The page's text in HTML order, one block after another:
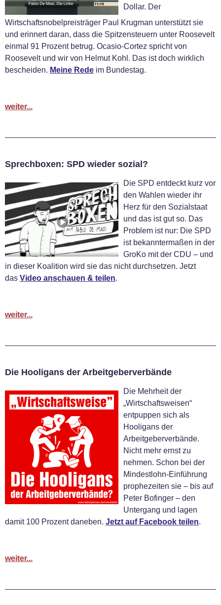
Dollar. Der
Wirtschaftsnobelpreisträger Paul Krugman unterstützt sie
und erinnert daran, dass die Spitzensteuern unter Roosevelt
einmal 91 Prozent betrug. Ocasio-Cortez spricht von
Roosevelt und wir von Helmut Kohl. Das ist doch wirklich
bescheiden. Meine Rede im Bundestag.
weiter...
Sprechboxen: SPD wieder sozial?
Die SPD entdeckt kurz vor
den Wahlen wieder ihr
Herz für den Sozialstaat
und das ist gut so. Das
Problem ist nur: Die SPD
ist bekanntermaßen in der
GroKo mit der CDU – und
in dieser Koalition wird sie das nicht durchsetzen. Jetzt
das Video anschauen & teilen.
weiter...
Die Hooligans der Arbeitgeberverbände
Die Mehrheit der
„Wirtschaftsweisen“
entpuppen sich als
Hooligans der
Arbeitgeberverbände.
Nicht mehr ernst zu
nehmen. Schon bei der
Mindestlohn-Einführung
prophezeiten sie – bis auf
Peter Bofinger – den
Untergang und lagen
damit 100 Prozent daneben. Jetzt auf Facebook teilen.
weiter...